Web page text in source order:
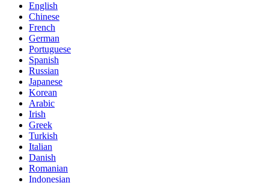
English
Chinese
French
German
Portuguese
Spanish
Russian
Japanese
Korean
Arabic
Irish
Greek
Turkish
Italian
Danish
Romanian
Indonesian